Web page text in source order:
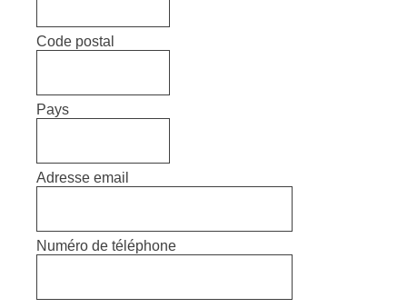
Code postal
Pays
Adresse email
Numéro de téléphone